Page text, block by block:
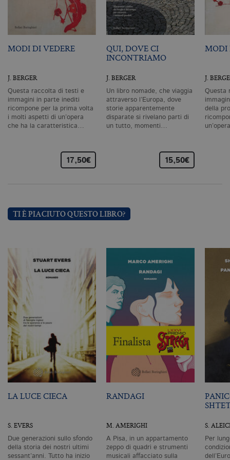
MODI DI VEDERE
J. BERGER
Questa raccolta di testi e
immagini in parte inediti
ricompone per la prima volta
i molti aspetti di un’opera
che ha la caratteristica…
17,50€
QUI, DOVE CI
INCONTRIAMO
J. BERGER
Un libro nomade, che viaggia
attraverso l’Europa, dove
storie apparentemente
disparate si rivelano parti di
un tutto, momenti…
15,50€
MODI
J.
Questa
della
TI È PIACIUTO QUESTO LIBRO?
LA LUCE CIECA
S. EVERS
Due generazioni sullo sfondo
della storia dei nostri ultimi
sessant’anni. Tutto ha inizio
RANDAGI
M. AMERIGHI
A Pisa, in un appartamento
zeppo di quadri e strumenti
musicali affacciato sulla
S.
Per
degli utenti e la gestione dell'account. Il
sito Web non può essere utilizzato
correttamente senza i cookie
strettamente necessari. Col rispetto
delle condizioni previste dal Garante, i
cookie analitici sono equiparati ai
tecnici e dunque non necessitano del
Dominio Scadenza
CookieScriptConsent
.bollatiboringhieri.it 1 mese